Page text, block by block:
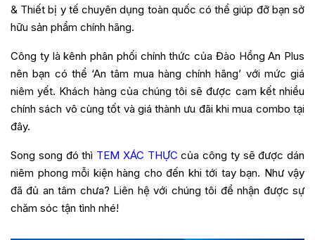
& Thiết bị y tế chuyên dụng toàn quốc có thể giúp đỡ bạn sở
hữu sản phẩm chính hãng.
Công ty là kênh phân phối chính thức của Đào Hồng An Plus
nên bạn có thể ‘An tâm mua hàng chính hãng’ với mức giá
niêm yết. Khách hàng của chúng tôi sẽ được cam kết nhiều
chính sách vô cùng tốt và giá thành ưu đãi khi mua combo tại
đây.
Song song đó thì TEM XÁC THỰC của công ty sẽ được dán
niêm phong mỗi kiện hàng cho đến khi tới tay bạn. Như vậy
đã đủ an tâm chưa? Liên hệ với chúng tôi để nhận được sự
chăm sóc tận tình nhé!